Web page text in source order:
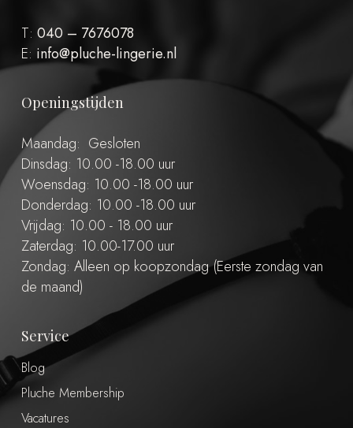
T: 040 – 7676078
E: info@pluche-lingerie.nl
Openingstijden
Maandag: Gesloten
Dinsdag: 10.00 -18.00 uur
Woensdag: 10.00 -18.00 uur
Donderdag: 10.00 -18.00 uur
Vrijdag: 10.00 - 18.00 uur
Zaterdag: 10.00-17.00 uur
Zondag: Alleen op koopzondag (Eerste zondag van
de maand)
Service
Blog
Pluche Membership
Vacatures